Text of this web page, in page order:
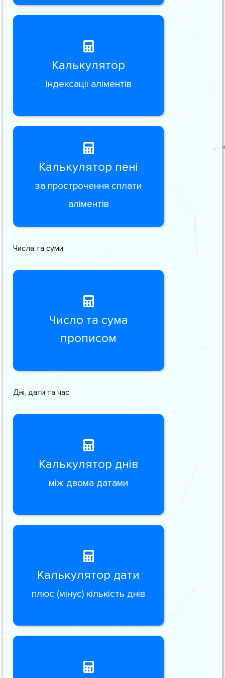
Калькулятор
індексації аліментів
Калькулятор пені
за прострочення сплати
аліментів
Числа та суми
Число та сума
прописом
Дні, дати та час
Калькулятор днів
між двома датами
Калькулятор дати
плюс (мінус) кількість днів